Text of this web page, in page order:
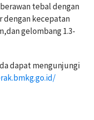
tebal dengan
dengan kecepatan
gelombang 1.3-
dapat mengunjungi